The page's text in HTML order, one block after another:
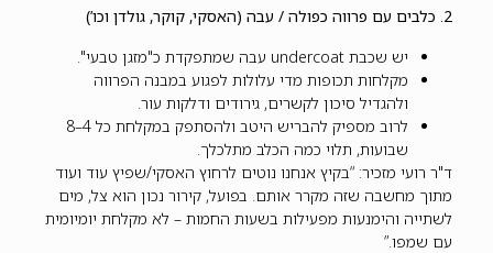
2. כלבים עם פרווה כפולה / עבה (האסקי, קוקר, גולדן וכו’)
יש שכבת undercoat עבה שמתפקדת כ"מזגן טבעי".
מקלחות תכופות מדי עלולות לפגוע במבנה הפרווה
ולהגדיל סיכון לקשרים, גירודים ודלקות עור.
לרוב מספיק להבריש היטב ולהסתפק במקלחת כל 4–8
שבועות, תלוי כמה הכלב מתלכלך.
ד"ר רועי מזכיר: “בקיץ אנחנו נוטים לרחוץ האסקי/שפיץ עוד ועוד
מתוך מחשבה שזה מקרר אותם. בפועל, קירור נכון הוא צל, מים
לשתייה והימנעות מפעילות בשעות החמות – לא מקלחת יומיומית
עם שמפו.”